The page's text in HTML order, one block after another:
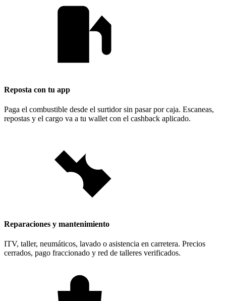
Reposta con tu app
Paga el combustible desde el surtidor sin pasar por caja. Escaneas,
repostas y el cargo va a tu wallet con el cashback aplicado.
Reparaciones y mantenimiento
ITV, taller, neumáticos, lavado o asistencia en carretera. Precios
cerrados, pago fraccionado y red de talleres verificados.